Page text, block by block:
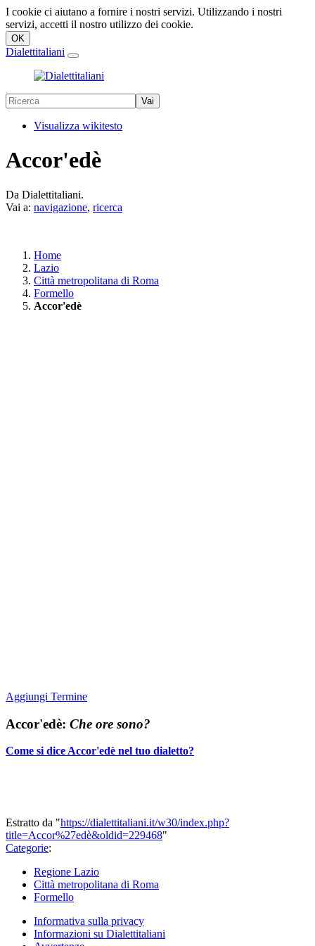
I cookie ci aiutano a fornire i nostri servizi. Utilizzando i nostri
servizi, accetti il nostro utilizzo dei cookie.
Dialettitaliani
Visualizza wikitesto
Accor'edè
Da Dialettitaliani.
Vai a: navigazione, ricerca
Home
Lazio
Città metropolitana di Roma
Formello
Accor'edè
Aggiungi Termine
Accor'edè: Che ore sono?
Come si dice Accor'edè nel tuo dialetto?
Estratto da "https://dialettitaliani.it/w30/index.php?
title=Accor%27edè&oldid=229468"
Categorie:
Regione Lazio
Città metropolitana di Roma
Formello
Informativa sulla privacy
Informazioni su Dialettitaliani